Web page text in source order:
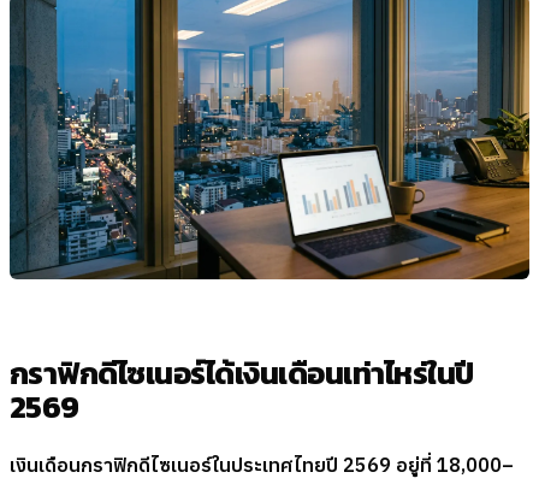
กราฟิกดีไซเนอร์ได้เงินเดือนเท่าไหร่ในปี
2569
เงินเดือนกราฟิกดีไซเนอร์ในประเทศไทยปี 2569 อยู่ที่ 18,000–